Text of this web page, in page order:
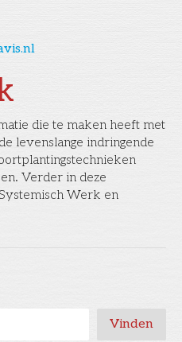
die te maken heeft met
levenslange indringende
Verder in deze
Werk en